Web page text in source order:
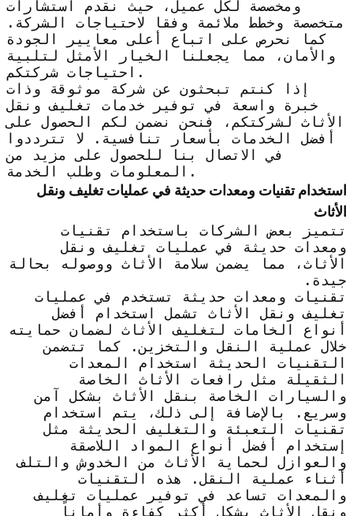
ومخصصة لكل عميل، حيث نقدم استشارات
متخصصة وخطط ملائمة وفقا لاحتياجات الشركة.
كما نحرص على اتباع أعلى معايير الجودة
والأمان، مما يجعلنا الخيار الأمثل لتلبية
احتياجات شركتكم.
إذا كنتم تبحثون عن شركة موثوقة وذات
خبرة واسعة في توفير خدمات تغليف ونقل
الأثاث لشركتكم، فنحن نضمن لكم الحصول على
أفضل الخدمات بأسعار تنافسية. لا تترددوا
في الاتصال بنا للحصول على مزيد من
المعلومات وطلب الخدمة.
استخدام تقنيات ومعدات حديثة في عمليات تغليف ونقل
الأثاث
تتميز بعض الشركات باستخدام تقنيات
ومعدات حديثة في عمليات تغليف ونقل
الأثاث، مما يضمن سلامة الأثاث ووصوله بحالة
جيدة.
تقنيات ومعدات حديثة تستخدم في عمليات
تغليف ونقل الأثاث تشمل استخدام أفضل
أنواع الخامات لتغليف الأثاث لضمان حمايته
خلال عملية النقل والتخزين. كما تتضمن
التقنيات الحديثة استخدام المعدات
الثقيلة مثل رافعات الأثاث الخاصة
والسيارات الخاصة بنقل الأثاث بشكل آمن
وسريع. بالإضافة إلى ذلك، يتم استخدام
تقنيات التعبئة والتغليف الحديثة مثل
إستخدام أفضل أنواع المواد اللاصقة
والعوازل لحماية الأثاث من الخدوش والتلف
أثناء عملية النقل. هذه التقنيات
والمعدات تساعد في توفير عمليات تغليف
ونقل الأثاث بشكل أكثر كفاءة وأماناً